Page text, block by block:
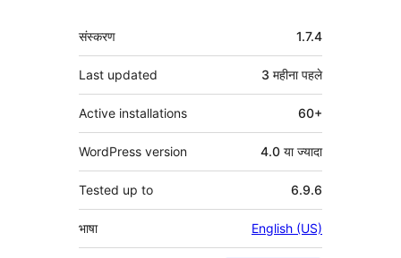
मेटा
संस्करण 1.7.4
Last updated 3 महीनापहले
Active installations 60+
WordPress version 4.0 या ज्यादा
Tested up to 6.9.6
भाषा English (US)